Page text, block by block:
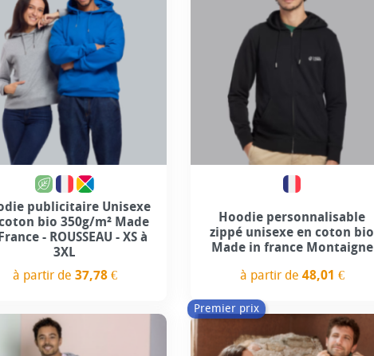
publicitaire Unisexe
bio 350g/m² Made
- ROUSSEAU - XS à
3XL
à partir de 37,78 €
Hoodie personnalisable
zippé unisexe en coton bio
Made in france Montaigne
à partir de 48,01 €
Premier prix